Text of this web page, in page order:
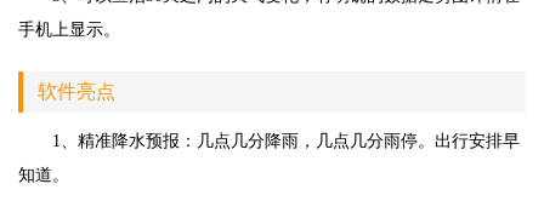
手机上显示。
软件亮点
1、精准降水预报：几点几分降雨，几点几分雨停。出行安排早
知道。